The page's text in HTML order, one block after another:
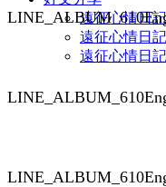
遠征心情日
遠征心情日
遠征心情日